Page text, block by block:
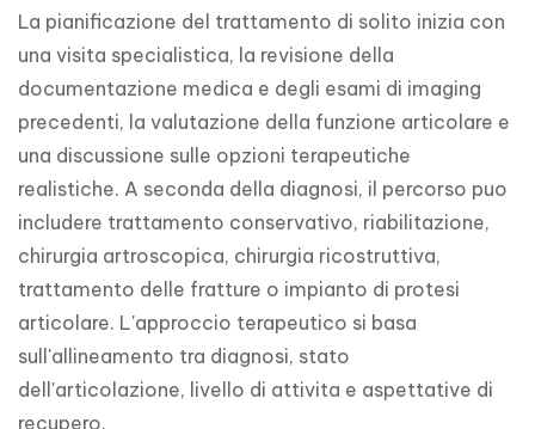
La pianificazione del trattamento di solito inizia con
una visita specialistica, la revisione della
documentazione medica e degli esami di imaging
precedenti, la valutazione della funzione articolare e
una discussione sulle opzioni terapeutiche
realistiche. A seconda della diagnosi, il percorso puo
includere trattamento conservativo, riabilitazione,
chirurgia artroscopica, chirurgia ricostruttiva,
trattamento delle fratture o impianto di protesi
articolare. L'approccio terapeutico si basa
sull'allineamento tra diagnosi, stato
dell'articolazione, livello di attivita e aspettative di
recupero.